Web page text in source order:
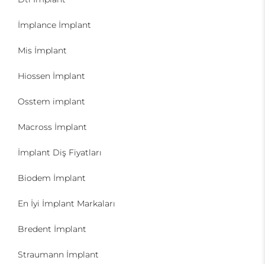
İmplance İmplant
Mis İmplant
Hiossen İmplant
Osstem implant
Macross İmplant
İmplant Diş Fiyatları
Biodem İmplant
En İyi İmplant Markaları
Bredent İmplant
Straumann İmplant